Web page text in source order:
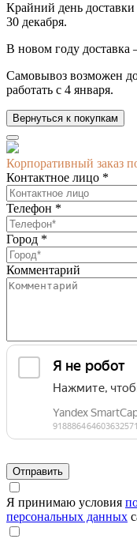
Крайний день
30 декабря.
В новом году доставка
Самовывоз возможен
работать с 4 января.
Вернуться к покупкам
Корпоративный заказ
Контактное лицо *
Телефон *
Город *
Комментарий
Я принимаю условия
персональных данных